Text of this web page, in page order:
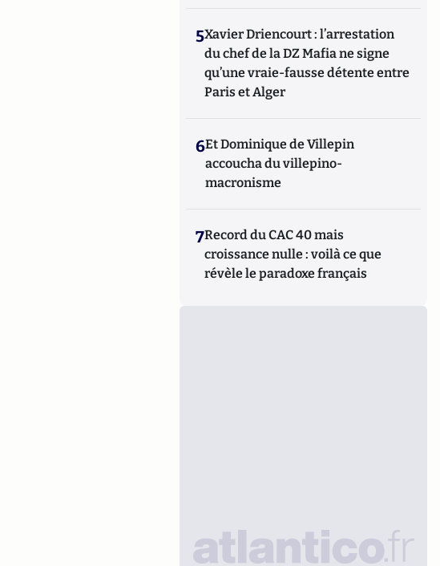
5Xavier Driencourt : l’arrestation
du chef de la DZ Mafia ne signe
qu’une vraie-fausse détente entre
Paris et Alger
6Et Dominique de Villepin
accoucha du villepino-
macronisme
7Record du CAC 40 mais
croissance nulle : voilà ce que
révèle le paradoxe français